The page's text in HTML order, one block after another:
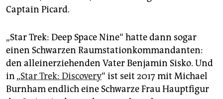
Captain Picard.
„Star Trek: Deep Space Nine“ hatte dann sogar
einen Schwarzen Raumstationkommandanten:
den alleinerziehenden Vater Benjamin Sisko. Und
in „Star Trek: Discovery“ ist seit 2017 mit Michael
Burnham endlich eine Schwarze Frau Hauptfigur